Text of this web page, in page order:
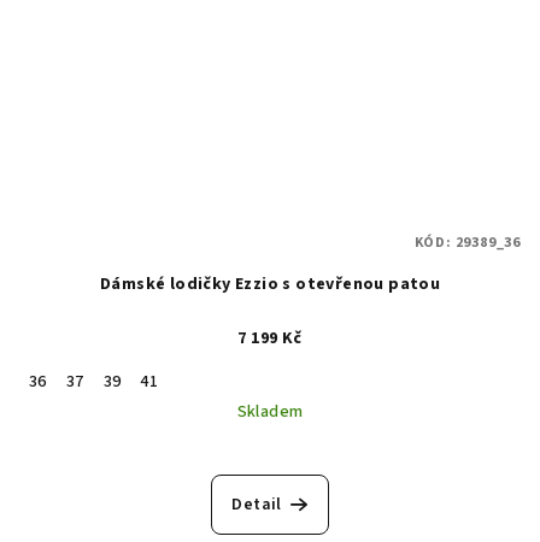
Dámské lodičky Ezzio s otevřenou patou
7 199 Kč
36
37 39
41
Skladem
Detail
KÓD: 29389_36